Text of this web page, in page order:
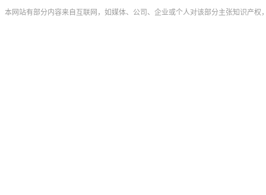
本网站有部分内容来自互联网，如媒体、公司、企业或个人对该部分主张知识产